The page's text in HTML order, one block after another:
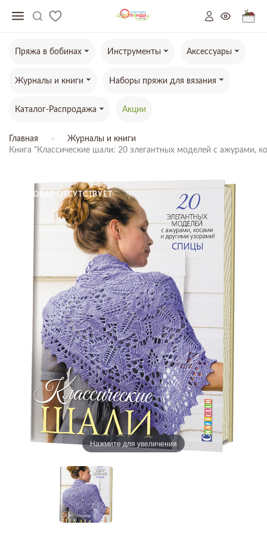
Пряжа в бобинах Инструменты Аксессуары
Журналы и книги Наборы пряжи для вязания
Каталог-Распродажа Акции
Главная
Журналы и книги
Книга "Классические шали: 20 элегантных моделей с ажурами,
ТОВАР ОТСУТСТВУЕТ
Нажмите для увеличения